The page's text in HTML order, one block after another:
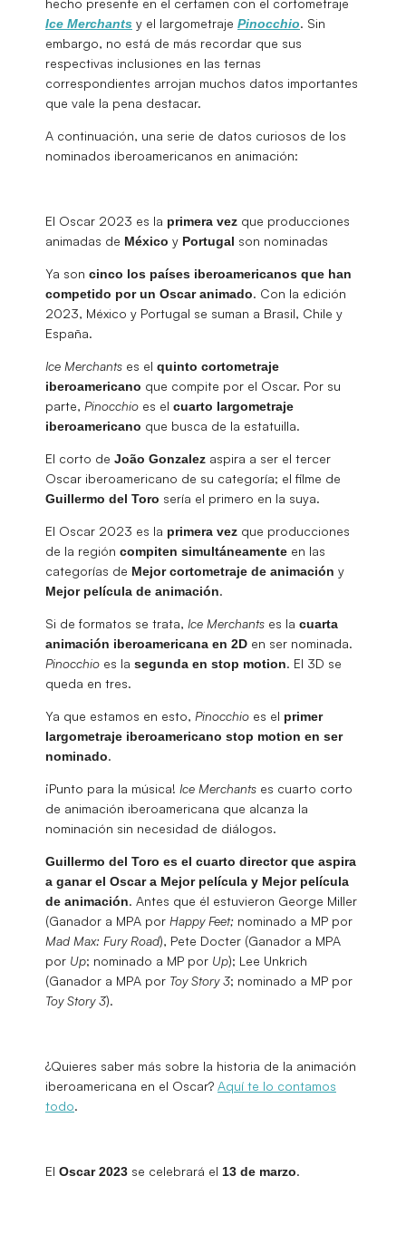
Ice Merchants y el largometraje Pinocchio. Sin
embargo, no está de más recordar que sus
respectivas inclusiones en las ternas
correspondientes arrojan muchos datos importantes
que vale la pena destacar.
A continuación, una serie de datos curiosos de los
nominados iberoamericanos en animación:
El Oscar 2023 es la primera vez que producciones
animadas de México y Portugal son nominadas
Ya son cinco los países iberoamericanos que han
competido por un Oscar animado. Con la edición
2023, México y Portugal se suman a Brasil, Chile y
España.
Ice Merchants es el quinto cortometraje
iberoamericano que compite por el Oscar. Por su
parte, Pinocchio es el cuarto largometraje
iberoamericano que busca de la estatuilla.
El corto de João Gonzalez aspira a ser el tercer
Oscar iberoamericano de su categoría; el filme de
Guillermo del Toro sería el primero en la suya.
El Oscar 2023 es la primera vez que producciones
de la región compiten simultáneamente en las
categorías de Mejor cortometraje de animación y
Mejor película de animación.
Si de formatos se trata, Ice Merchants es la cuarta
animación iberoamericana en 2D en ser nominada.
Pinocchio es la segunda en stop motion. El 3D se
queda en tres.
Ya que estamos en esto, Pinocchio es el primer
largometraje iberoamericano stop motion en ser
nominado.
¡Punto para la música! Ice Merchants es cuarto corto
de animación iberoamericana que alcanza la
nominación sin necesidad de diálogos.
Guillermo del Toro es el cuarto director que aspira
a ganar el Oscar a Mejor película y Mejor película
de animación. Antes que él estuvieron George Miller
(Ganador a MPA por Happy Feet; nominado a MP por
Mad Max: Fury Road), Pete Docter (Ganador a MPA
por Up; nominado a MP por Up); Lee Unkrich
(Ganador a MPA por Toy Story 3; nominado a MP por
Toy Story 3).
¿Quieres saber más sobre la historia de la animación
iberoamericana en el Oscar? Aquí te lo contamos
todo.
El Oscar 2023 se celebrará el 13 de marzo.